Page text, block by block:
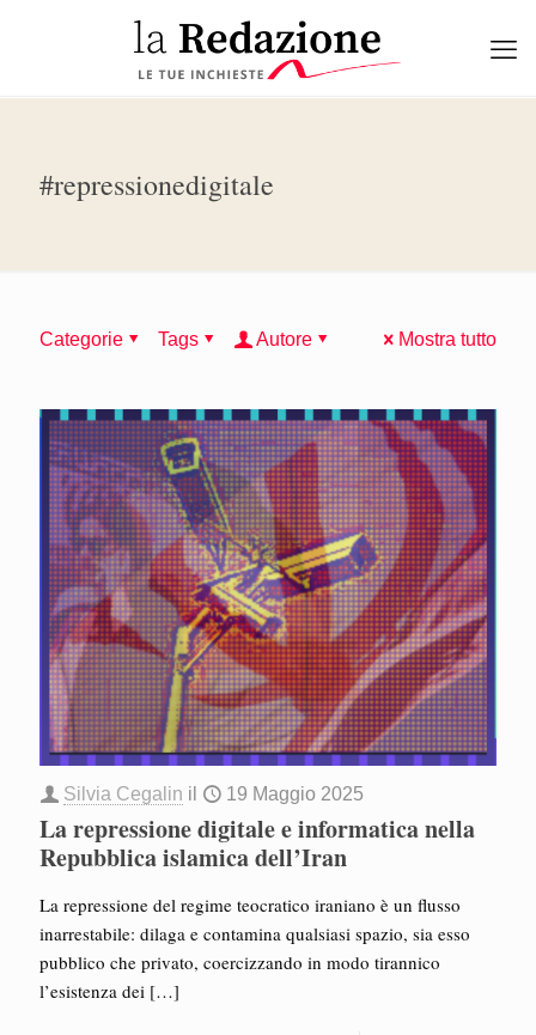
#repressionedigitale
Categorie Tags Autore Mostra tutto
Silvia Cegalin il 19 Maggio 2025
La repressione digitale e informatica nella
Repubblica islamica dell’Iran
La repressione del regime teocratico iraniano è un flusso
inarrestabile: dilaga e contamina qualsiasi spazio, sia esso
pubblico che privato, coercizzando in modo tirannico
l’esistenza dei […]